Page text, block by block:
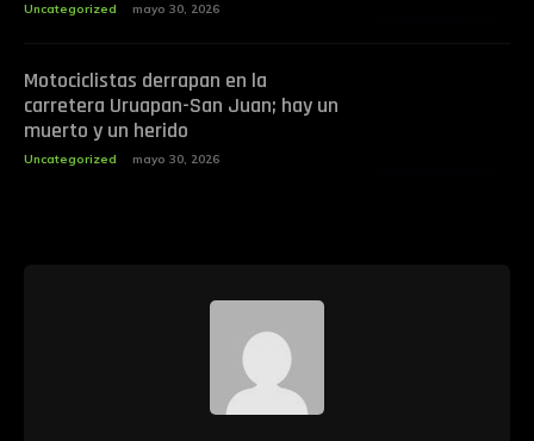
Uncategorized mayo 30, 2026
Motociclistas derrapan en la
carretera Uruapan-San Juan; hay un
muerto y un herido
Uncategorized mayo 30, 2026